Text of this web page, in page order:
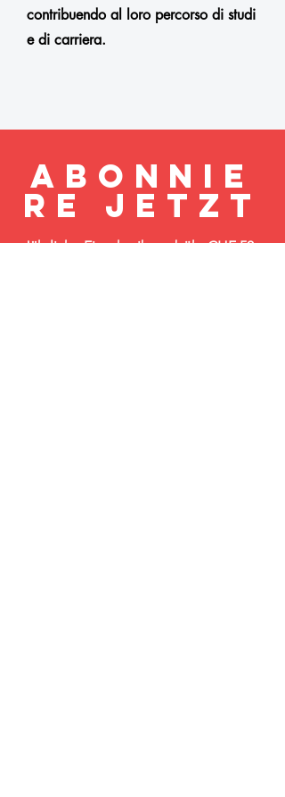
contribuendo al loro percorso di studi
e di carriera.
Abonnie
re jetzt
Jährliche Einschreibegebühr CHF 50.-